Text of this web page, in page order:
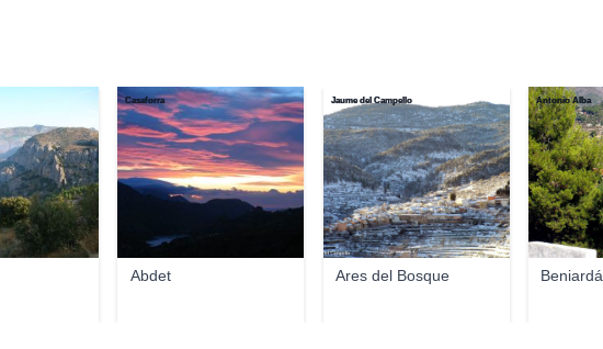
Abdet
Casaforra
Ares del Bosque
Jaume del Campello
Beniardá
Antonio Alba